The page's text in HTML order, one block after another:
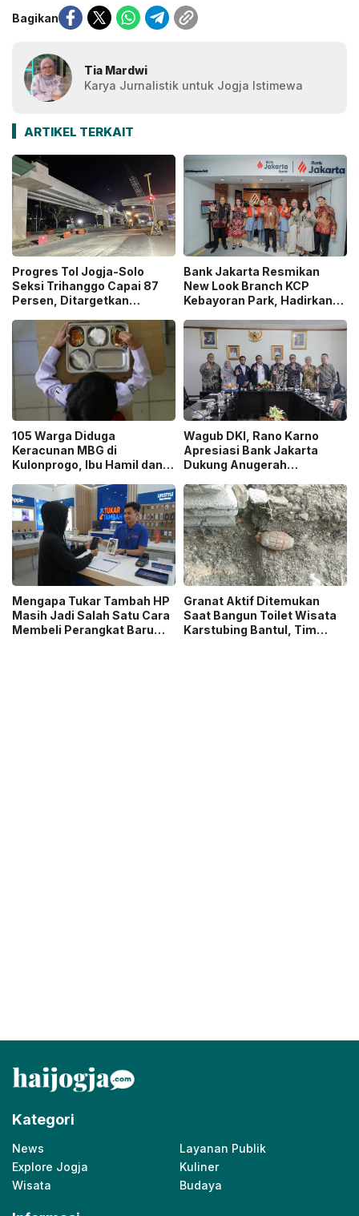
Bagikan
Tia Mardwi
Karya Jurnalistik untuk Jogja Istimewa
ARTIKEL TERKAIT
Progres Tol Jogja-Solo
Seksi Trihanggo Capai 87
Persen, Ditargetkan
Bawen Agustus 2026
Bank Jakarta Resmikan
New Look Branch KCP
Kebayoran Park, Hadirkan
Modern
105 Warga Diduga
Keracunan MBG di
Kulonprogo, Ibu Hamil dan
Terdampak
Wagub DKI, Rano Karno
Apresiasi Bank Jakarta
Dukung Anugerah
Dorong Karya Berkualitas
Sambut 5 Abad Jakarta
Mengapa Tukar Tambah HP
Masih Jadi Salah Satu Cara
Membeli Perangkat Baru
Granat Aktif Ditemukan
Saat Bangun Toilet Wisata
Karstubing Bantul, Tim
Kategori
News
Layanan Publik
Explore Jogja
Kuliner
Wisata
Budaya